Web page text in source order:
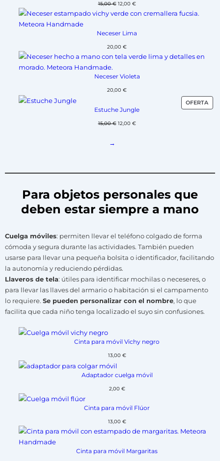
15,00€ 12,00 €
Neceser Lima
20,00 €
Neceser Violeta
20,00 €
OFERTA
Estuche Jungle
15,00€ 12,00 €
→
Para objetos personales que
deben estar siempre a mano
Cuelga móviles: permiten llevar el teléfono colgado de forma
cómoda y segura durante las actividades. También pueden
usarse para llevar una pequeña bolsita o identificador, facilitando
la autonomía y reduciendo pérdidas.
Llaveros de tela: útiles para identificar mochilas o neceseres, o
para llevar las llaves del armario o habitación si el campamento
lo requiere. Se pueden personalizar con el nombre, lo que
facilita que cada niño tenga localizado el suyo sin confusiones.
Cinta para móvil Vichy negro
13,00 €
Adaptador cuelga móvil
2,00 €
Cinta para móvil Flúor
13,00 €
Cinta para móvil Margaritas